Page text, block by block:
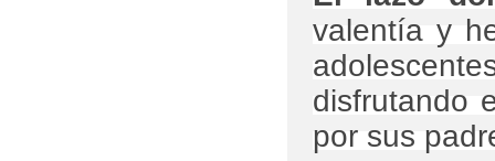
valentía y
disfrutando
por sus